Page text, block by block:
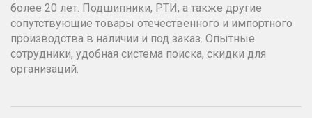
более 20 лет. Подшипники, РТИ, а также другие
сопутствующие товары отечественного и импортного
производства в наличии и под заказ. Опытные
сотрудники, удобная система поиска, скидки для
организаций.